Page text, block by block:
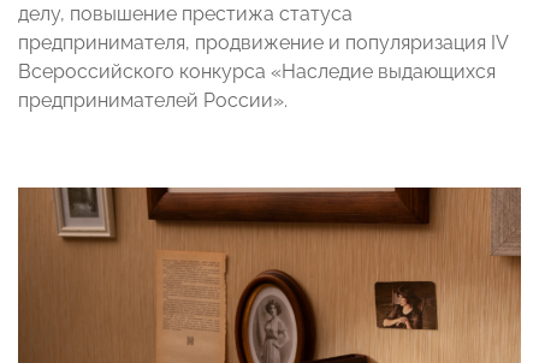
делу, повышение престижа статуса
предпринимателя, продвижение и популяризация IV
Всероссийского конкурса «Наследие выдающихся
предпринимателей России».